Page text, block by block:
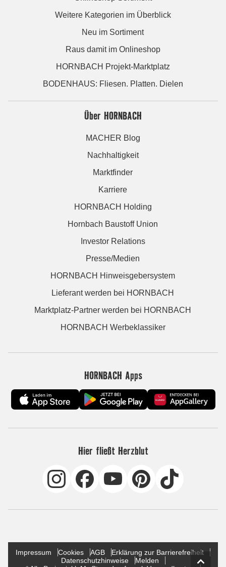
Weitere Kategorien im Überblick
Neu im Sortiment
Raus damit im Onlineshop
HORNBACH Projekt-Marktplatz
BODENHAUS: Fliesen. Platten. Dielen
Über HORNBACH
MACHER Blog
Nachhaltigkeit
Marktfinder
Karriere
HORNBACH Holding
Hornbach Baustoff Union
Investor Relations
Presse/Medien
HORNBACH Hinweisgebersystem
Lieferant werden bei HORNBACH
Marktplatz-Partner werden bei HORNBACH
HORNBACH Werbeklassiker
HORNBACH Apps
Hier fließt Herzblut
Impressum Cookies AGB
Erklärung zur Barrierefreiheit
Datenschutzhinweise
Melden